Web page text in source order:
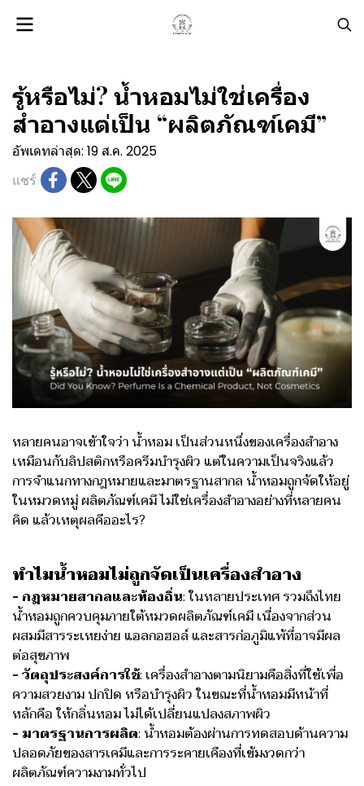
รู้หรือไม่? น้ำหอมไม่ใช่เครื่อง
สำอางแต่เป็น “ผลิตภัณฑ์เคมี”
อัพเดทล่าสุด: 19 ส.ค. 2025
แชร์
หลายคนอาจเข้าใจว่า น้ำหอม เป็นส่วนหนึ่งของเครื่องสำอาง
เหมือนกับลิปสติกหรือครีมบำรุงผิว แต่ในความเป็นจริงแล้ว
การจำแนกทางกฎหมายและมาตรฐานสากล น้ำหอมถูกจัดให้อยู่
ในหมวดหมู่ ผลิตภัณฑ์เคมี ไม่ใช่เครื่องสำอางอย่างที่หลายคน
คิด แล้วเหตุผลคืออะไร?
ทำไมน้ำหอมไม่ถูกจัดเป็นเครื่องสำอาง
- กฎหมายสากลและท้องถิ่น: ในหลายประเทศ รวมถึงไทย
น้ำหอมถูกควบคุมภายใต้หมวดผลิตภัณฑ์เคมี เนื่องจากส่วน
ผสมมีสารระเหยง่าย แอลกอฮอล์ และสารก่อภูมิแพ้ที่อาจมีผล
ต่อสุขภาพ
- วัตถุประสงค์การใช้: เครื่องสำอางตามนิยามคือสิ่งที่ใช้เพื่อ
ความสวยงาม ปกปิด หรือบำรุงผิว ในขณะที่น้ำหอมมีหน้าที่
หลักคือ ให้กลิ่นหอม ไม่ได้เปลี่ยนแปลงสภาพผิว
- มาตรฐานการผลิต: น้ำหอมต้องผ่านการทดสอบด้านความ
ปลอดภัยของสารเคมีและการระคายเคืองที่เข้มงวดกว่า
ผลิตภัณฑ์ความงามทั่วไป